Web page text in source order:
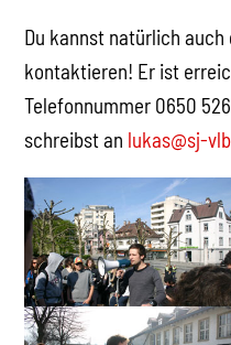
Du kannst natürlich
kontaktieren! Er ist
Telefonnummer 0650
schreibst an lukas@sj-